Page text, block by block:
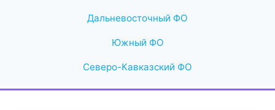
Дальневосточный ФО
Южный ФО
Северо-Кавказский ФО